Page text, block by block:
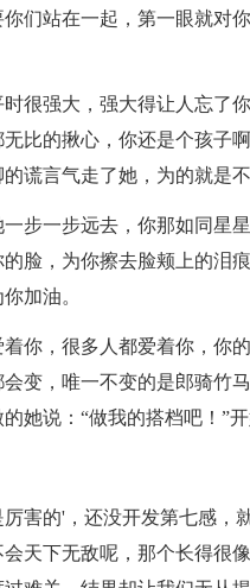
们站在一起，第一眼就对
时很强大，强大得让人忘了
比的揪心，你还是个孩子
谎言气走了她，为的就是
一步一步远去，你那如同星
脸，为你擦去脸颊上的泪
加油。
着你，很多人都爱着你，你
会变，唯一不变的是郎骑竹
的她说：“做我的搭档吧！”
厉害的'，还没开发第七感，
会天下无敌呢，那个长得很